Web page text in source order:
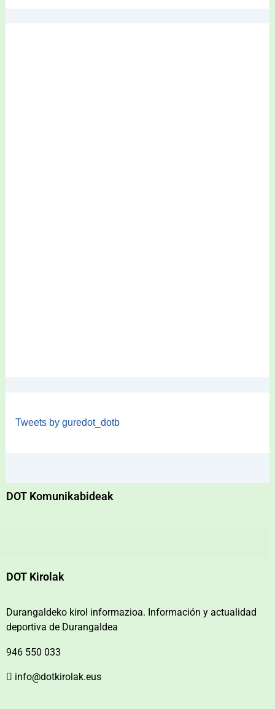
Tweets by guredot_dotb
DOT Komunikabideak
DOT Kirolak
Durangaldeko kirol informazioa. Información y actualidad
deportiva de Durangaldea
946 550 033
info@dotkirolak.eus